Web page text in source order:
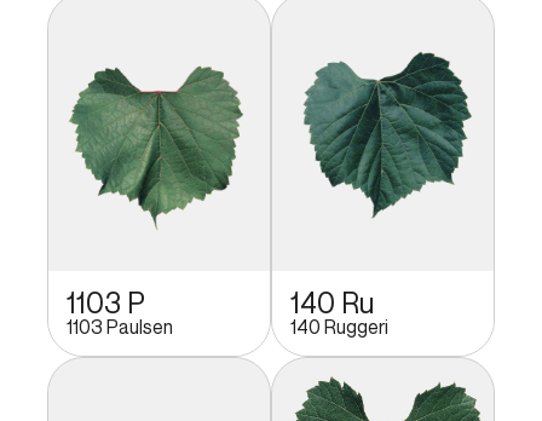
1103 P
1103 Paulsen
140 Ru
140 Ruggeri